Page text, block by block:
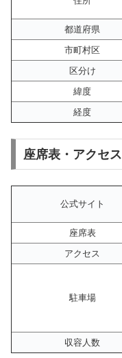
都道府県
市町村区
区分け
緯度
経度
座席表・アクセ
公式サイト
座席表
アクセス
駐車場
収容人数